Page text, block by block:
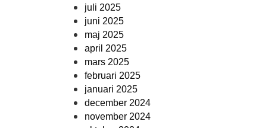
juli 2025
juni 2025
maj 2025
april 2025
mars 2025
februari 2025
januari 2025
december 2024
november 2024